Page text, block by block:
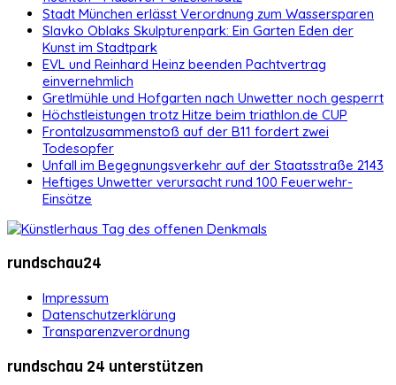
Stadt München erlässt Verordnung zum Wassersparen
Slavko Oblaks Skulpturenpark: Ein Garten Eden der
Kunst im Stadtpark
EVL und Reinhard Heinz beenden Pachtvertrag
einvernehmlich
Gretlmühle und Hofgarten nach Unwetter noch gesperrt
Höchstleistungen trotz Hitze beim triathlon.de CUP
Frontalzusammenstoß auf der B11 fordert zwei
Todesopfer
Unfall im Begegnungsverkehr auf der Staatsstraße 2143
Heftiges Unwetter verursacht rund 100 Feuerwehr-
Einsätze
rundschau24
Impressum
Datenschutzerklärung
Transparenzverordnung
rundschau 24 unterstützen